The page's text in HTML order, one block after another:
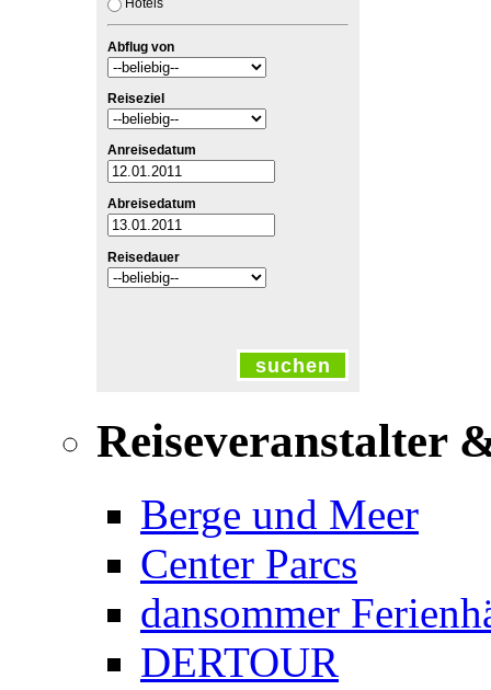
Hotels
Abflug von
Reiseziel
Anreisedatum
Abreisedatum
Reisedauer
suchen
Reiseveranstalter
Berge und Meer
Center Parcs
dansommer
DERTOUR